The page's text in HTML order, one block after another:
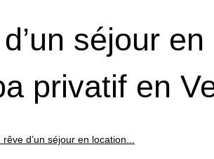
séjour
privatif en
d’un séjour en location...